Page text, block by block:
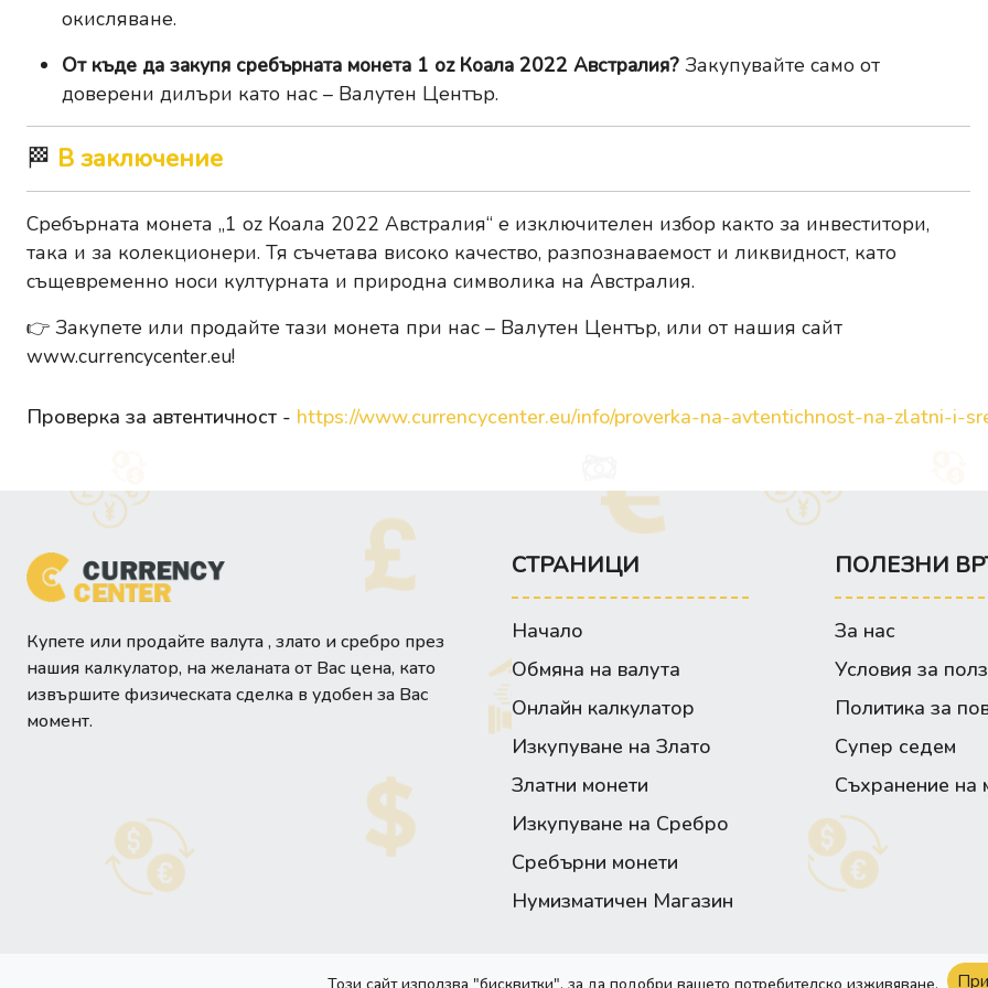
окисляване.
От къде да закупя сребърната монета 1 oz Коала 2022 Австралия? Закупувайте само от
доверени дилъри като нас – Валутен Център.
🏁 В заключение
Сребърната монета „1 oz Коала 2022 Австралия“ е изключителен избор както за инвеститори,
така и за колекционери. Тя съчетава високо качество, разпознаваемост и ликвидност, като
същевременно носи културната и природна символика на Австралия.
👉 Закупете или продайте тази монета при нас – Валутен Център, или от нашия сайт
www.currencycenter.eu!
Проверка за автентичност - https://www.currencycenter.eu/info/proverka-na-avtentichnost-na-zlatni-i-
Купете или продайте валута , злато и сребро през
нашия калкулатор, на желаната от Вас цена, като
извършите физическата сделка в удобен за Вас
момент.
СТРАНИЦИ
Начало
Обмяна на валута
Онлайн калкулатор
Изкупуване на Злато
Златни монети
Изкупуване на Сребро
Сребърни монети
Нумизматичен Магазин
ПОЛЕЗНИ
За нас
Условия за
Политика за
Супер седем
Съхранение на